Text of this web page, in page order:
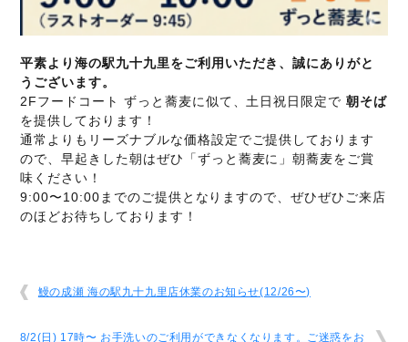
平素より海の駅九十九里をご利用いただき、誠にありがと
うございます。
2Fフードコート ずっと蕎麦に似て、土日祝日限定で朝そば
を提供しております！
通常よりもリーズナブルな価格設定でご提供しております
ので、早起きした朝はぜひ「ずっと蕎麦に」朝蕎麦をご賞
味ください！
9:00〜10:00までのご提供となりますので、ぜひぜひご来店
のほどお待ちしております！
鰻の成瀬 海の駅九十九里店休業のお知らせ(12/26〜)
8/2(日) 17時〜 お手洗いのご利用ができなくなります。ご迷惑をお